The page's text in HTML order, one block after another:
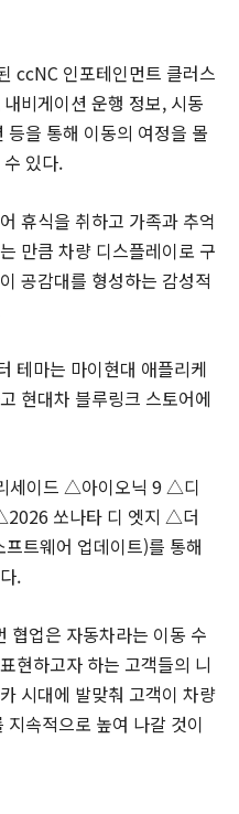
ccNC 인포테인먼트 클러스
비게이션 운행 정보, 시동
을 통해 이동의 여정을 몰
있다.
휴식을 취하고 가족과 추억
만큼 차량 디스플레이로 구
공감대를 형성하는 감성적
테마는 마이현대 애플리케
현대차 블루링크 스토어에
세이드 △아이오닉 9 △디
쏘나타 디 엣지 △더
트웨어 업데이트)를 통해
.
협업은 자동차라는 이동 수
현하고자 하는 고객들의 니
시대에 발맞춰 고객이 차량
속적으로 높여 나갈 것이